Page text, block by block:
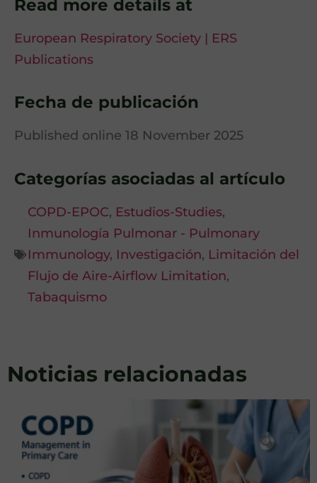
Read more details at
European Respiratory Society | ERS
Publications
Fecha de publicación
Published online 18 November 2025
Categorías asociadas al artículo
COPD-EPOC, Estudios-Studies,
Inmunología Pulmonar - Pulmonary
Immunology, Investigación, Limitación del
Flujo de Aire-Airflow Limitation,
Tabaquismo
Noticias relacionadas